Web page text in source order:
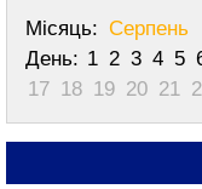
Місяць:
День: 1 2 3 4 5
17 18 19 20 21